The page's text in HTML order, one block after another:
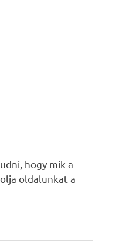
hogy mik a
oldalunkat a